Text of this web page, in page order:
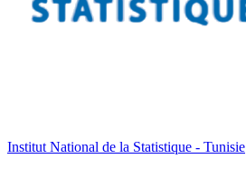
Institut National de la Statistique - Tunisie